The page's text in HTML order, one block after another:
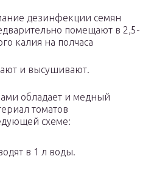
дезинфекции семян
помещают в 2,5-
калия на полчаса
и высушивают.
обладает и медный
томатов
схеме:
в 1 л воды.